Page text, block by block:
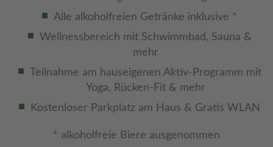
Alle alkoholfreien Getränke inklusive *
Wellnessbereich mit Schwimmbad, Sauna &
mehr
Teilnahme am hauseigenen Aktiv-Programm mit
Yoga, Rücken-Fit & mehr
Kostenloser Parkplatz am Haus & Gratis WLAN
* alkoholfreie Biere ausgenommen